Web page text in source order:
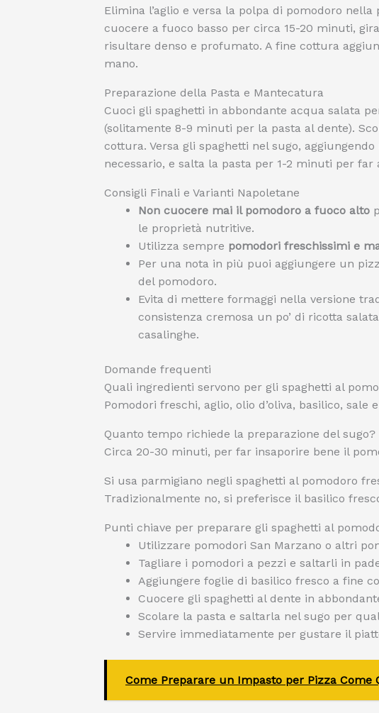
Elimina l’aglio e versa la polpa di pomodoro
cuocere a fuoco basso per circa 15-20 minuti,
risultare denso e profumato. A fine cottura
mano.
Preparazione della Pasta e Mantecatura
Cuoci gli spaghetti in abbondante acqua salata
(solitamente 8-9 minuti per la pasta al dente).
cottura. Versa gli spaghetti nel sugo,
necessario, e salta la pasta per 1-2 minuti per far
Consigli Finali e Varianti Napoletane
Non cuocere mai il pomodoro a fuoco alto
le proprietà nutritive.
Utilizza sempre pomodori freschissimi e
Per una nota in più puoi aggiungere un
del pomodoro.
Evita di mettere formaggi nella versione
consistenza cremosa un po’ di ricotta
casalinghe.
Domande frequenti
Quali ingredienti servono per gli spaghetti al
Pomodori freschi, aglio, olio d’oliva, basilico, sale
Quanto tempo richiede la preparazione del sugo?
Circa 20-30 minuti, per far insaporire bene il
Si usa parmigiano negli spaghetti al pomodoro
Tradizionalmente no, si preferisce il basilico
Punti chiave per preparare gli spaghetti al
Utilizzare pomodori San Marzano o altri
Tagliare i pomodori a pezzi e saltarli in
Aggiungere foglie di basilico fresco a fine
Cuocere gli spaghetti al dente in
Scolare la pasta e saltarla nel sugo per
Servire immediatamente per gustare il
Come Preparare un Impasto per Pizza Come